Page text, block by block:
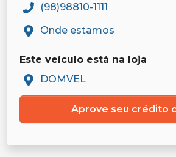
(98)98810-1111
Onde estamos
Este veículo está na loja
DOMVEL
Aprove seu crédito